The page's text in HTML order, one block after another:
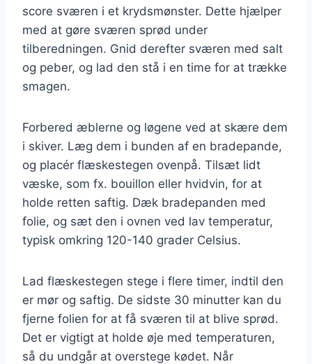
score sværen i et krydsmønster. Dette hjælper
med at gøre sværen sprød under
tilberedningen. Gnid derefter sværen med salt
og peber, og lad den stå i en time for at trække
smagen.
Forbered æblerne og løgene ved at skære dem
i skiver. Læg dem i bunden af en bradepande,
og placér flæskestegen ovenpå. Tilsæt lidt
væske, som fx. bouillon eller hvidvin, for at
holde retten saftig. Dæk bradepanden med
folie, og sæt den i ovnen ved lav temperatur,
typisk omkring 120-140 grader Celsius.
Lad flæskestegen stege i flere timer, indtil den
er mør og saftig. De sidste 30 minutter kan du
fjerne folien for at få sværen til at blive sprød.
Det er vigtigt at holde øje med temperaturen,
så du undgår at overstege kødet. Når